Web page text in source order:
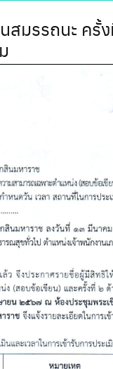
สมรรถนะ ครั้